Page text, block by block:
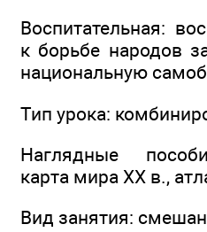
Воспитательная:
к борьбе народов
национальную
Тип урока:
Наглядные
карта мира ХХ в.,
Вид занятия: